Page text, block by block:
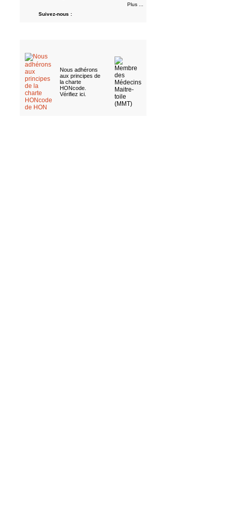
Plus ...
Suivez-nous :
Nous adhérons
aux principes de
la charte
HONcode.
Vérifiez ici.